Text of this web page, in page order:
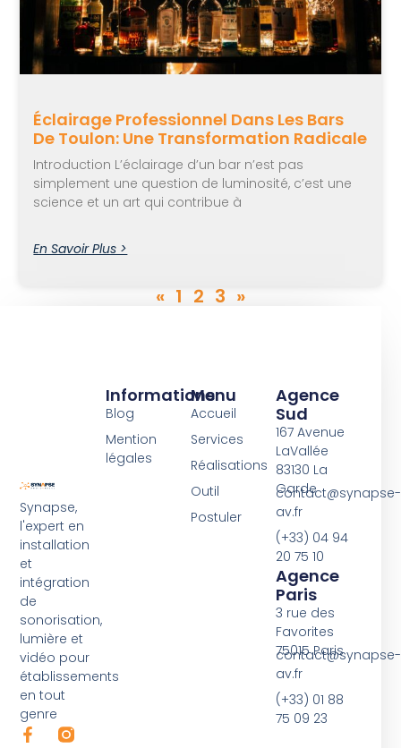
Éclairage Professionnel Dans Les Bars
De Toulon: Une Transformation Radicale
Introduction L’éclairage d’un bar n’est pas
simplement une question de luminosité, c’est une
science et un art qui contribue à
En Savoir Plus >
« 1 2 3 »
Synapse,
l'expert en
installation
et
intégration
de
sonorisation,
lumière et
vidéo pour
établissements
en tout
genre
F
L
Menu
Accueil
Services
Réalisations
Outil
Postuler
Informations
Blog
Mention
légales
Agence
Sud
167 Avenue
LaVallée
83130 La
Garde
contact@synapse-
av.fr
(+33) 04 94
20 75 10
Agence
Paris
3 rue des
Favorites
75015 Paris
contact@synapse-
av.fr
(+33) 01 88
75 09 23